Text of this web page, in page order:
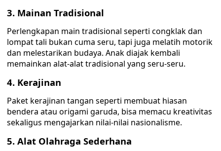
3. Mainan Tradisional
Perlengkapan main tradisional seperti congklak dan
lompat tali bukan cuma seru, tapi juga melatih motorik
dan melestarikan budaya. Anak diajak kembali
memainkan alat-alat tradisional yang seru-seru.
4. Kerajinan
Paket kerajinan tangan seperti membuat hiasan
bendera atau origami garuda, bisa memacu kreativitas
sekaligus mengajarkan nilai-nilai nasionalisme.
5. Alat Olahraga Sederhana